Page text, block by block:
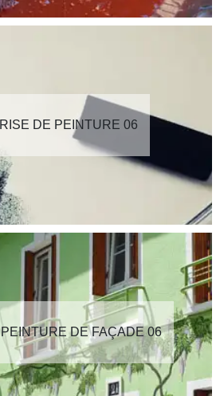
DE PEINTURE 06
DE FAÇADE 06